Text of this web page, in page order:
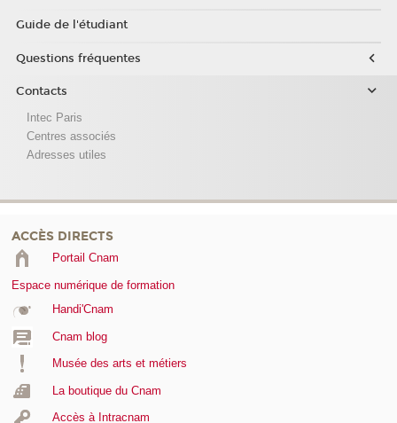
Guide de l'étudiant
Questions fréquentes
Contacts
Intec Paris
Centres associés
Adresses utiles
ACCÈS DIRECTS
Portail Cnam
Espace numérique de formation
Handi'Cnam
Cnam blog
Musée des arts et métiers
La boutique du Cnam
Accès à Intracnam